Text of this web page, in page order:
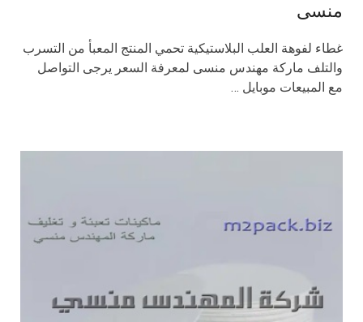
منسى
غطاء لفوهة العلب البلاستيكية تحمي المنتج المعبأ من التسرب
والتلف ماركة مهندس منسى لمعرفة السعر يرجى التواصل
مع المبيعات موبايل …